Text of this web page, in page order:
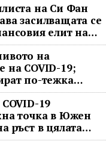
на Си Фан
засилващата се
елит на
на
на COVID-19;
по-тежка
19
точка в Южен
ръст в цялата